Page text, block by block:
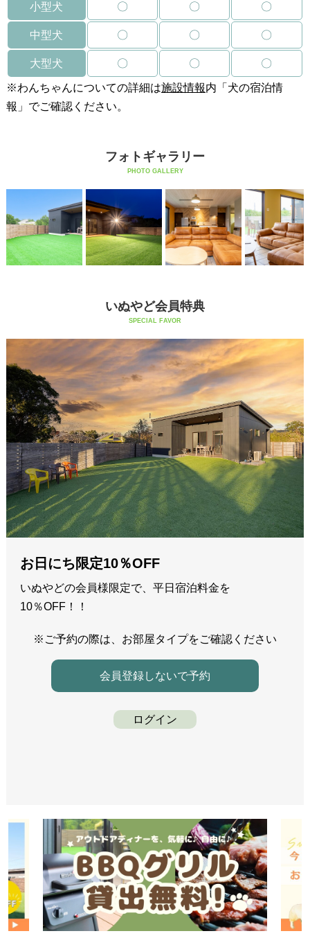
小型犬 〇 〇 〇
中型犬 〇 〇 〇
大型犬 〇 〇 〇
※わんちゃんについての詳細は施設情報内「犬の宿泊情
報」でご確認ください。
フォトギャラリー
PHOTO GALLERY
いぬやど会員特典
SPECIAL FAVOR
お日にち限定10％OFF
いぬやどの会員様限定で、平日宿泊料金を
10％OFF！！
※ご予約の際は、お部屋タイプをご確認ください
会員登録しないで予約
ログイン